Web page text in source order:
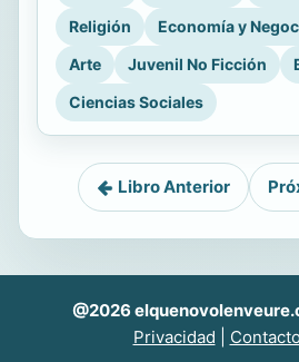
Religión
Economía y
Arte
Juvenil No Ficción
Ciencias Sociales
Libro Anterior
@2026
Privacidad
Contacto